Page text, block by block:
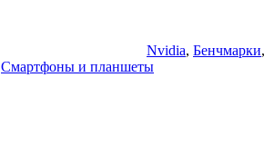
Nvidia, Бенчмарки,
Смартфоны и планшеты